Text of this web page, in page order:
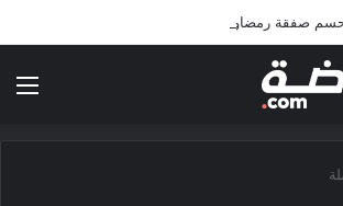
صفقة رمضاوي ويضمه لثلاثة مواسم